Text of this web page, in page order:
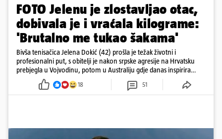
FOTO Jelenu je zlostavljao otac,
dobivala je i vraćala kilograme:
'Brutalno me tukao šakama'
Bivša tenisačica Jelena Dokić (42) prošla je težak životni i
profesionalni put, s obitelji je nakon srpske agresije na Hrvatsku
prebjegla u Vojvodinu, potom u Australiju gdje danas inspirira
18 51